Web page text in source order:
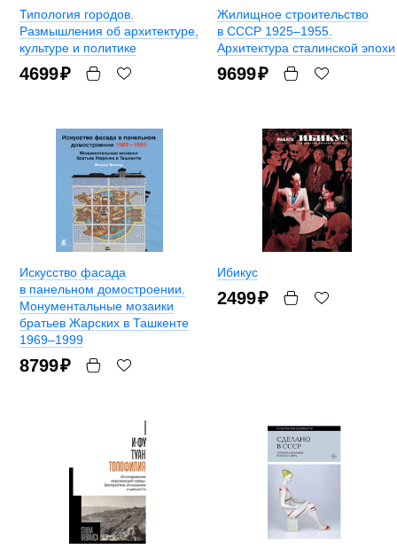
Типология городов.
Размышления об архитектуре,
культуре и политике
4699₽
Жилищное строительство
в СССР 1925–1955.
Архитектура сталинской эпохи
9699₽
Искусство фасада
в панельном домостроении.
Монументальные мозаики
братьев Жарских в Ташкенте
1969–1999
8799₽
Ибикус
2499₽